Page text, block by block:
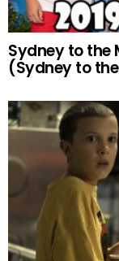
Sydney to the
(Sydney to